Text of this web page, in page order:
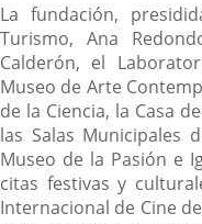
La fundación,
Turismo, Ana
Calderón, el
Museo de Arte
de la Ciencia, la Casa
las Salas Municipales
Museo de la Pasión e
citas festivas y
Internacional de Cine